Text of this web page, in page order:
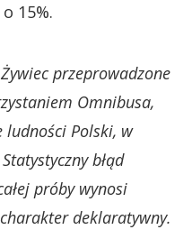
15%.
przeprowadzone
Omnibusa,
Polski, w
błąd
próby wynosi
deklaratywny.